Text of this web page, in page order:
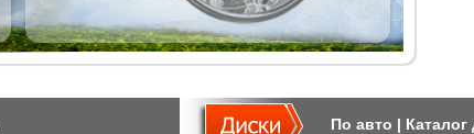
По авто | Каталог